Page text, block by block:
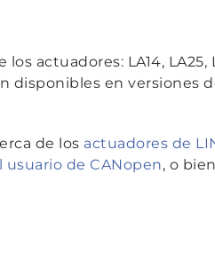
actuadores: LA14, LA25,
disponibles en versiones
de los actuadores de
de CANopen, o